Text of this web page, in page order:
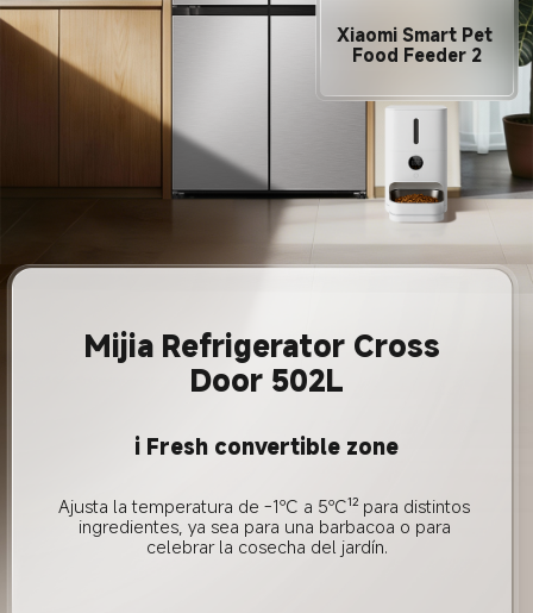
Xiaomi Smart Pet
Food Feeder 2
Mijia Refrigerator Cross
Door 502L
i Fresh convertible zone
Ajusta la temperatura de -1℃ a 5℃¹² para distintos
ingredientes, ya sea para una barbacoa o para
celebrar la cosecha del jardín.